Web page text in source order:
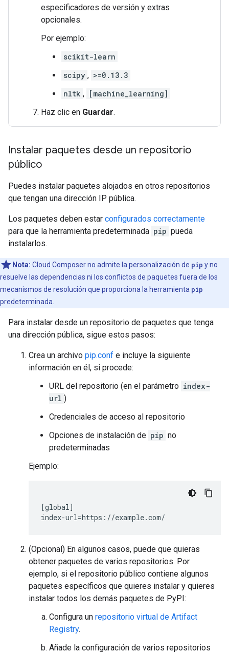
especificadores de versión y extras
opcionales.
Por ejemplo:
scikit-learn
scipy , >=0.13.3
nltk , [machine_learning]
Haz clic en Guardar.
Instalar paquetes desde un repositorio
público
Puedes instalar paquetes alojados en otros repositorios
que tengan una dirección IP pública.
Los paquetes deben estar configurados correctamente
para que la herramienta predeterminada pip pueda
instalarlos.
Nota: Cloud Composer no admite la personalización de pip y no
resuelve las dependencias ni los conflictos de paquetes fuera de los
mecanismos de resolución que proporciona la herramienta pip
predeterminada.
Para instalar desde un repositorio de paquetes que tenga
una dirección pública, sigue estos pasos:
Crea un archivo pip.conf e incluye la siguiente
información en él, si procede:
URL del repositorio (en el parámetro index-
url )
Credenciales de acceso al repositorio
Opciones de instalación de pip no
predeterminadas
Ejemplo:
[global]
(Opcional) En algunos casos, puede que quieras
obtener paquetes de varios repositorios. Por
ejemplo, si el repositorio público contiene algunos
paquetes específicos que quieres instalar y quieres
instalar todos los demás paquetes de PyPI:
Configura un repositorio virtual de Artifact
Registry.
Añade la configuración de varios repositorios